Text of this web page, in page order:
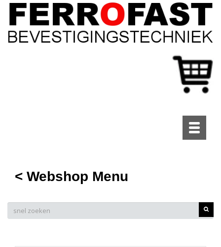
Toggle
< Webshop Menu